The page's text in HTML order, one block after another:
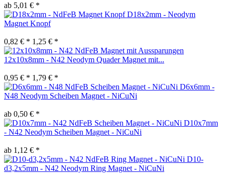
ab 5,01 € *
D18x2mm - Neodym
Magnet Knopf
0,82 € * 1,25 € *
12x10x8mm - N42 Neodym Quader Magnet mit...
0,95 € * 1,79 € *
D6x6mm -
N48 Neodym Scheiben Magnet - NiCuNi
ab 0,50 € *
D10x7mm
- N42 Neodym Scheiben Magnet - NiCuNi
ab 1,12 € *
D10-
d3,2x5mm - N42 Neodym Ring Magnet - NiCuNi